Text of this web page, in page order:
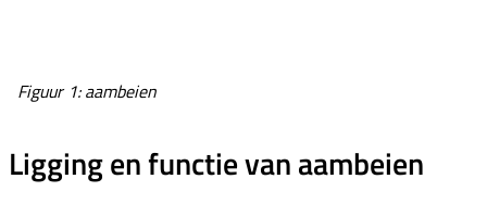
Figuur 1: aambeien
Ligging en functie van aambeien